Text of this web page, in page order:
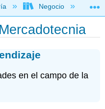
global
Negocio
en el campo de la